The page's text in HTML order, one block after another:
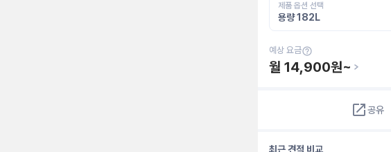
제품 옵션 선택
용량 182L
예상 요금
월 14,900원~
공유
최근 견적 비교